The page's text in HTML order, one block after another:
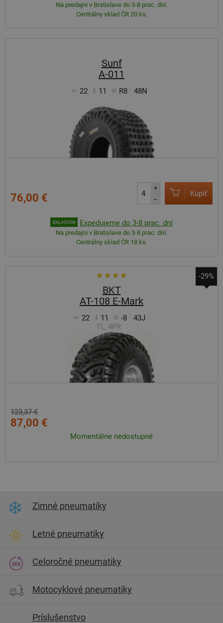
Na predajni v Bratislave do 3-8 prac. dní.
Centrálny sklad ČR 20 ks.
Sunf
A-011
22 11 R8 48N
76,00 €
+
–
Kúpiť
SKLADOM Expedujeme do 3-8 prac. dní
Na predajni v Bratislave do 3-8 prac. dní.
Centrálny sklad ČR 18 ks.
-29%
BKT
AT-108 E-Mark
22 11 -8
43J
TL, 4PR
123,37 €
87,00 €
Momentálne nedostupné
Zimné pneumatiky
Letné pneumatiky
Celoročné pneumatiky
Motocyklové pneumatiky
Príslušenstvo